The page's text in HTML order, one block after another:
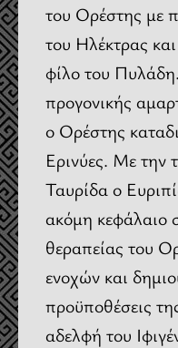
του Ορέστης με
του Ηλέκτρας
φίλο του
προγονικής
ο Ορέστης
Ερινύες. Με την
Ταυρίδα ο
ακόμη κεφάλαιο
θεραπείας του
ενοχών και
προϋποθέσεις
αδελφή του